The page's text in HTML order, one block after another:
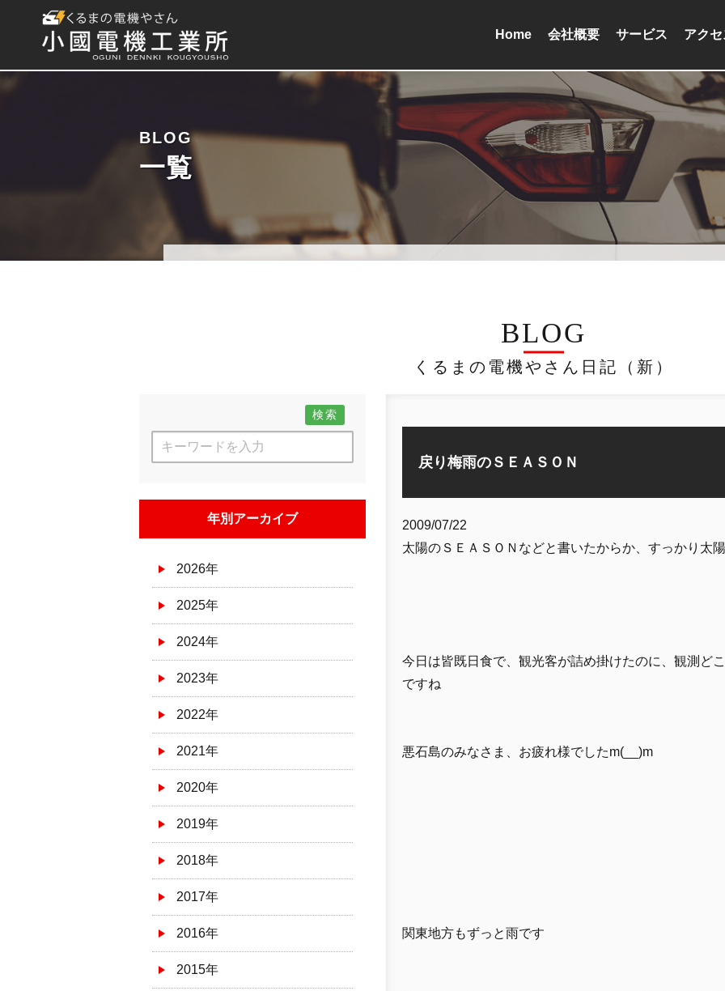
Home 会社概要 サービス アク
BLOG
一覧
BLOG
くるまの電機やさん日記（新）
検索
年別アーカイブ
2026年
2025年
2024年
2023年
2022年
2021年
2020年
2019年
2018年
2017年
2016年
2015年
戻り梅雨のＳＥＡＳＯＮ
2009/07/22
太陽のＳＥＡＳＯＮなどと書いたからか、すっかり太
今日は皆既日食で、観光客が詰め掛けたのに、観測ど
ですね
悪石島のみなさま、お疲れ様でしたm(__)m
関東地方もずっと雨です